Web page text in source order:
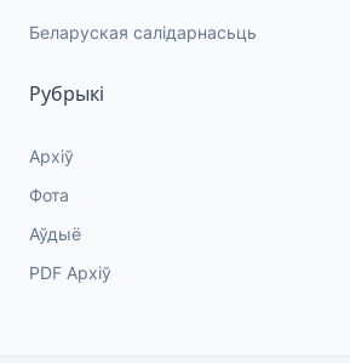
Беларуская салідарнасьць
Рубрыкі
Архіў
Фота
Аўдыё
PDF Архіў